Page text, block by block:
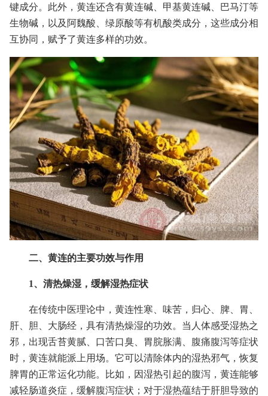
键成分。此外，黄连还含有黄连碱、甲基黄连碱、巴马汀等
生物碱，以及阿魏酸、绿原酸等有机酸类成分，这些成分相
互协同，赋予了黄连多样的功效。
二、黄连的主要功效与作用
1、清热燥湿，缓解湿热症状
在传统中医理论中，黄连性寒、味苦，归心、脾、胃、
肝、胆、大肠经，具有清热燥湿的功效。当人体感受湿热之
邪，出现舌苔黄腻、口苦口臭、胃脘胀满、腹痛腹泻等症状
时，黄连就能派上用场。它可以清除体内的湿热邪气，恢复
脾胃的正常运化功能。比如，因湿热引起的腹泻，黄连能够
减轻肠道炎症，缓解腹泻症状；对于湿热蕴结于肝胆导致的